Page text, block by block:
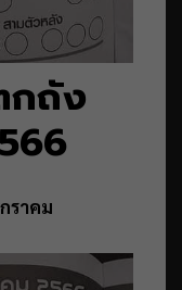
กถัง
ราคม